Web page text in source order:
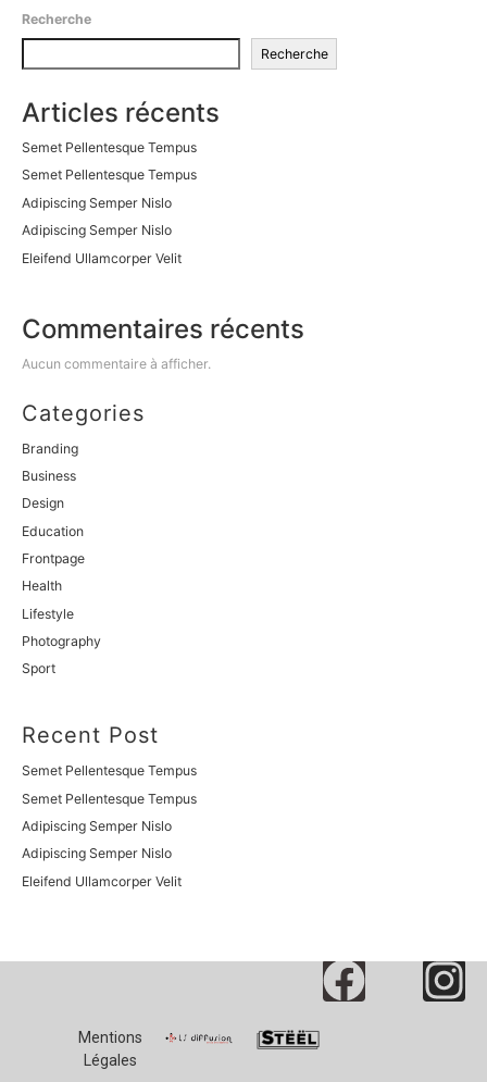
Recherche
Recherche
Articles récents
Semet Pellentesque Tempus
Semet Pellentesque Tempus
Adipiscing Semper Nislo
Adipiscing Semper Nislo
Eleifend Ullamcorper Velit
Commentaires récents
Aucun commentaire à afficher.
Categories
Branding
Business
Design
Education
Frontpage
Health
Lifestyle
Photography
Sport
Recent Post
Semet Pellentesque Tempus
Semet Pellentesque Tempus
Adipiscing Semper Nislo
Adipiscing Semper Nislo
Eleifend Ullamcorper Velit
Mentions
Légales